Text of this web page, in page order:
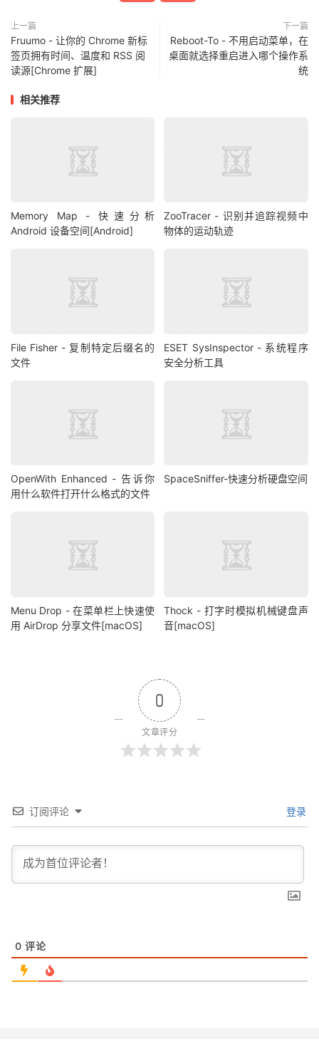
上一篇
Fruumo - 让你的 Chrome 新标
签页拥有时间、温度和 RSS 阅
读源[Chrome 扩展]
下一篇
Reboot-To - 不用启动菜单，在
桌面就选择重启进入哪个操作系
统
相关推荐
Memory Map - 快速分析
Android 设备空间[Android]
ZooTracer - 识别并追踪视频中
物体的运动轨迹
File Fisher - 复制特定后缀名的
文件
ESET SysInspector - 系统程序
安全分析工具
OpenWith Enhanced - 告诉你
用什么软件打开什么格式的文件
SpaceSniffer-快速分析硬盘空间
Menu Drop - 在菜单栏上快速使
用 AirDrop 分享文件[macOS]
Thock - 打字时模拟机械键盘声
音[macOS]
0
文章评分
订阅评论 登录
0 评论